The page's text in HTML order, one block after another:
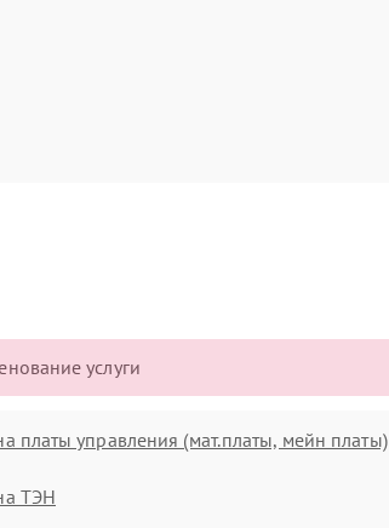
услуги
платы управления (мат.платы, мейн платы)
ТЭН